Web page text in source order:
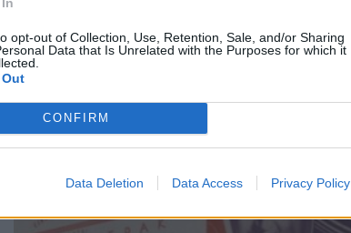
opt-out of Collection, Use, Retention, Sale, and/or Sharing
Data that Is Unrelated with the Purposes for which it
CONFIRM
Data Deletion Data Access Privacy Policy